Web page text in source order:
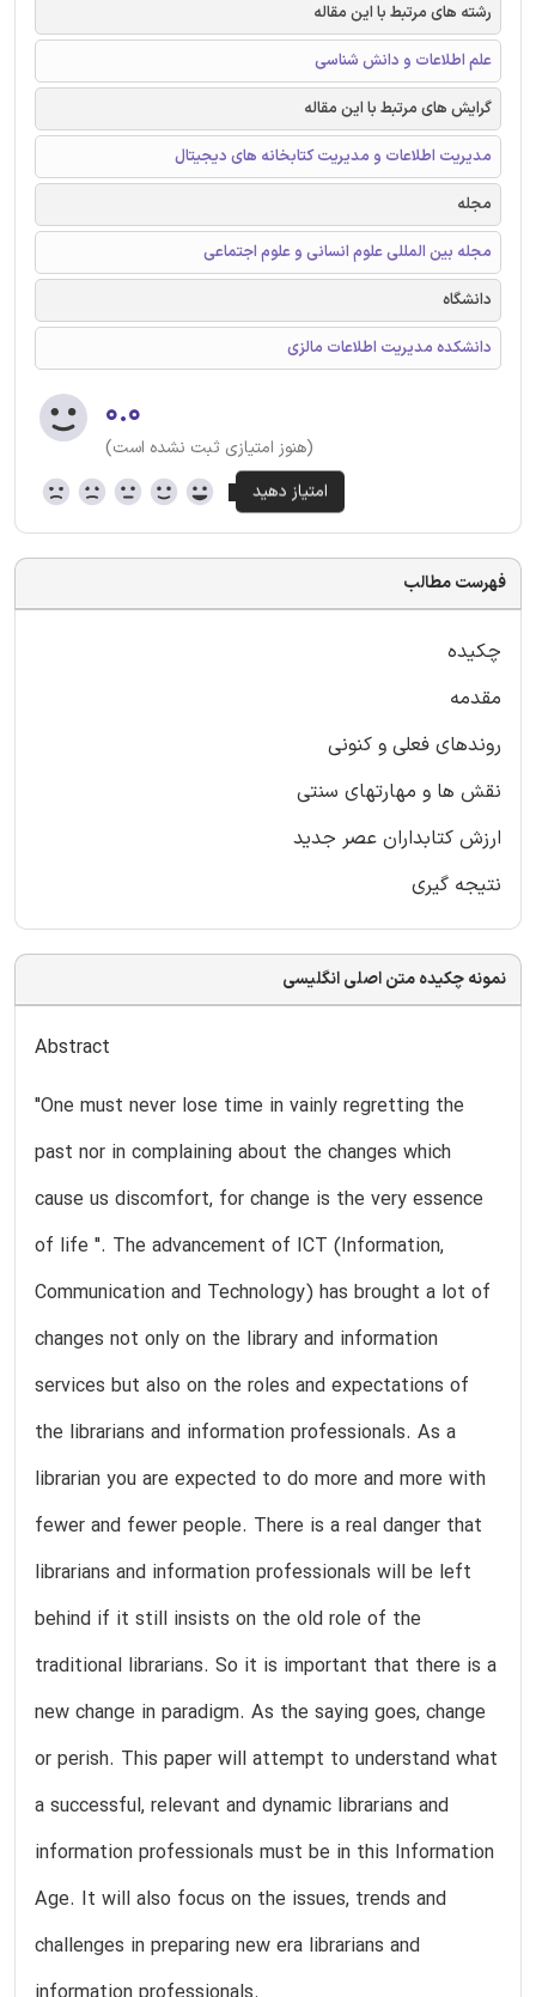
رشته های مرتبط با این مقاله
علم اطلاعات و دانش شناسی
گرایش های مرتبط با این مقاله
مدیریت اطلاعات و مدیریت کتابخانه های دیجیتال
مجله
مجله بین المللی علوم انسانی و علوم اجتماعی
دانشگاه
دانشکده مدیریت اطلاعات مالزی
۰.۰
(هنوز امتیازی ثبت نشده است)
فهرست مطالب
چکیده
مقدمه
روندهای فعلی و کنونی
نقش ها و مهارتهای سنتی
ارزش کتابداران عصر جدید
نتیجه گیری
نمونه چکیده متن اصلی انگلیسی
Abstract
"One must never lose time in vainly regretting the
past nor in complaining about the changes which
cause us discomfort, for change is the very essence
of life ". The advancement of ICT (Information,
Communication and Technology) has brought a lot of
changes not only on the library and information
services but also on the roles and expectations of
the librarians and information professionals. As a
librarian you are expected to do more and more with
fewer and fewer people. There is a real danger that
librarians and information professionals will be left
behind if it still insists on the old role of the
traditional librarians. So it is important that there is a
new change in paradigm. As the saying goes, change
or perish. This paper will attempt to understand what
a successful, relevant and dynamic librarians and
information professionals must be in this Information
Age. It will also focus on the issues, trends and
challenges in preparing new era librarians and